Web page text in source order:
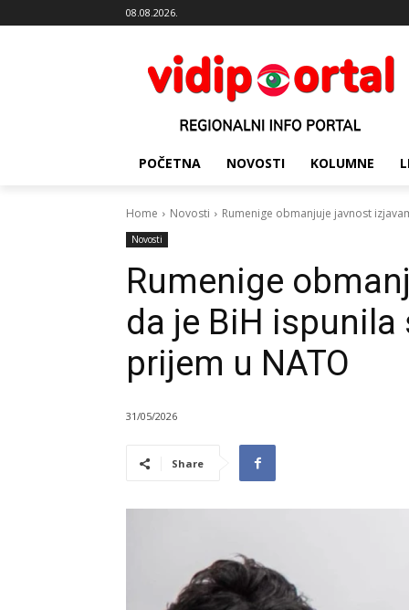
08.08.2026.
POČETNA NOVOSTI KOLUMNE
Home Novosti Rumenige obmanjuje javnost
Novosti
Rumenige
da je BiH
prijem u NATO
31/05/2026
Share